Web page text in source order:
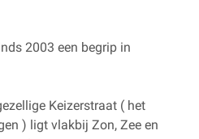
2003 een begrip in
Keizerstraat ( het
) ligt vlakbij Zon, Zee en